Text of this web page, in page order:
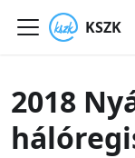
KSZK
2018